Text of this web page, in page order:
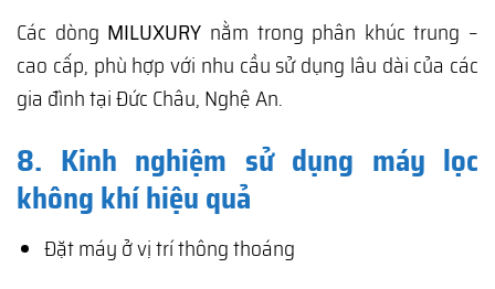
Các dòng MILUXURY nằm trong phân khúc trung –
cao cấp, phù hợp với nhu cầu sử dụng lâu dài của các
gia đình tại Đức Châu, Nghệ An.
8. Kinh nghiệm sử dụng máy lọc
không khí hiệu quả
Đặt máy ở vị trí thông thoáng